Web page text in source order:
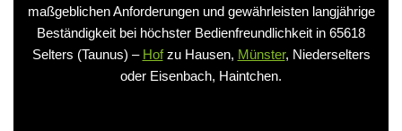
maßgeblichen Anforderungen und gewährleisten langjährige
Beständigkeit bei höchster Bedienfreundlichkeit in 65618
Selters (Taunus) – Hofzu Hausen, Münster, Niederselters
oder Eisenbach, Haintchen.